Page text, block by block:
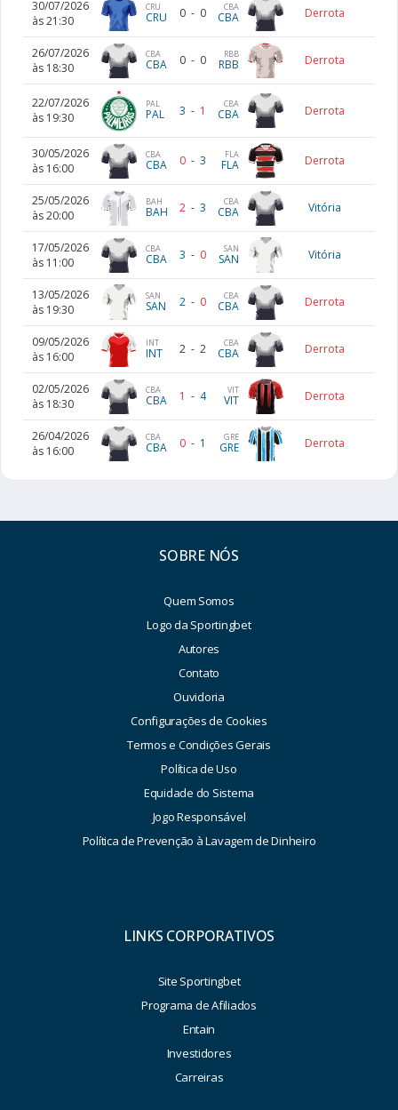
30/07/2026
às 21:30
CRU
CRU 0 - 0 CBA
CBA Derrota
26/07/2026
às 18:30
CBA
CBA 0 - 0 RBB
RBB Derrota
22/07/2026
às 19:30
PAL
PAL 3 - 1 CBA
CBA Derrota
30/05/2026
às 16:00
CBA
CBA 0 - 3 FLA
FLA Derrota
25/05/2026
às 20:00
BAH
BAH 2 - 3 CBA
CBA Vitória
17/05/2026
às 11:00
CBA
CBA 3 - 0 SAN
SAN Vitória
13/05/2026
às 19:30
SAN
SAN 2 - 0 CBA
CBA Derrota
09/05/2026
às 16:00
INT
INT 2 - 2 CBA
CBA Derrota
02/05/2026
às 18:30
CBA
CBA 1 - 4 VIT
VIT Derrota
26/04/2026
às 16:00
CBA
CBA 0 - 1 GRE
GRE Derrota
SOBRE NÓS
Quem Somos
Logo da Sportingbet
Autores
Contato
Ouvidoria
Configurações de Cookies
Termos e Condições Gerais
Política de Uso
Equidade do Sistema
Jogo Responsável
Política de Prevenção à Lavagem de Dinheiro
LINKS CORPORATIVOS
Site Sportingbet
Programa de Afiliados
Entain
Investidores
Carreiras